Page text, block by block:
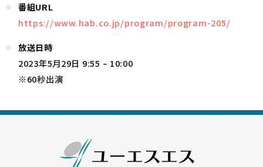
番組URL
https://www.hab.co.jp/program/program-205/
放送日時
2023年5月29日 9:55 – 10:00
※60秒出演